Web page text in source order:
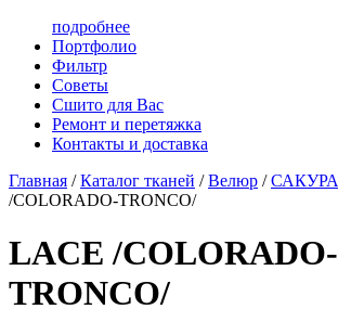
подробнее
Портфолио
Фильтр
Советы
Сшито для Вас
Ремонт и перетяжка
Контакты и доставка
Главная / Каталог тканей / Велюр / САКУРА
/COLORADO-TRONCO/
LACE /COLORADO-
TRONCO/